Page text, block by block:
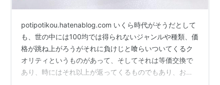
potipotikou.hatenablog.com いくら時代がそうだとして
も、世の中には100均では得られないジャンルや種類、価
格が跳ね上がろうがそれに負けじと喰らいついてくるク
オリティというものがあって、そしてそれは等価交換で
あり、時にはそれ以上が返ってくるものでもあり、お財